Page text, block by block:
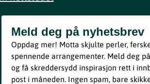
Meld deg på nyhetsbrev
Ved å melde deg inn godtar du våre vilkår i
personvernerklæring.
Meld deg på nyhetsbrev
Oppdag mer! Motta skjulte perler,
spennende arrangementer. Meld deg
og få skreddersydd inspirasjon rett i
post i måneden. Ingen spam, bare